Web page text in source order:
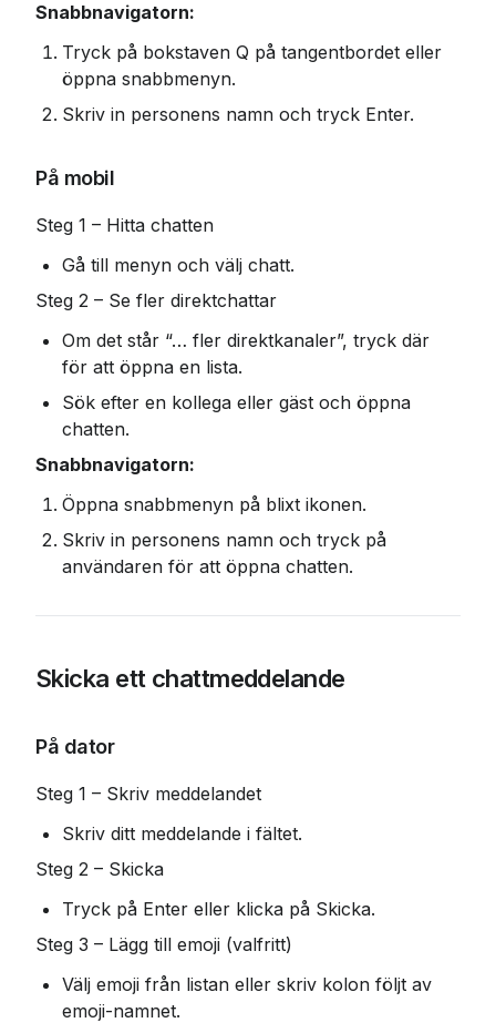
Snabbnavigatorn:
Tryck på bokstaven Q på tangentbordet eller
öppna snabbmenyn.
Skriv in personens namn och tryck Enter.
På mobil
Steg 1 – Hitta chatten
Gå till menyn och välj chatt.
Steg 2 – Se fler direktchattar
Om det står “… fler direktkanaler”, tryck där
för att öppna en lista.
Sök efter en kollega eller gäst och öppna
chatten.
Snabbnavigatorn:
Öppna snabbmenyn på blixt ikonen.
Skriv in personens namn och tryck på
användaren för att öppna chatten.
Skicka ett chattmeddelande
På dator
Steg 1 – Skriv meddelandet
Skriv ditt meddelande i fältet.
Steg 2 – Skicka
Tryck på Enter eller klicka på Skicka.
Steg 3 – Lägg till emoji (valfritt)
Välj emoji från listan eller skriv kolon följt av
emoji-namnet.